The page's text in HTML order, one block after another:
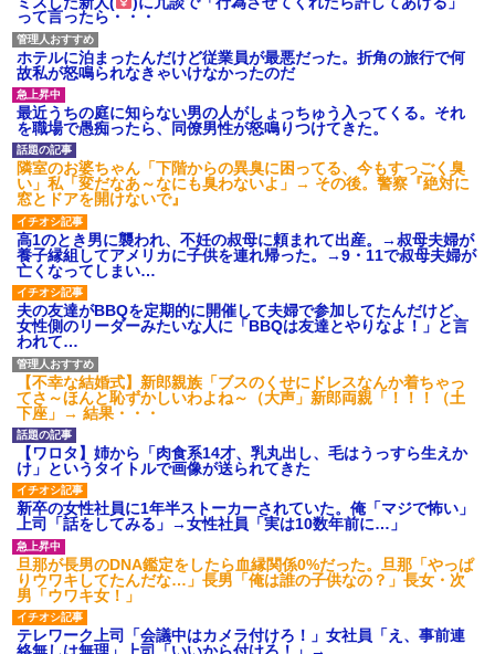
でも盛大にやらかす←あまり悲
しませないでくれ
って言ったら・・・
ホテルに泊まったんだけど従業員が最悪だった。折角の旅行で何
故私が怒鳴られなきゃいけなかったのだ
最近うちの庭に知らない男の人がしょっちゅう入ってくる。それ
を職場で愚痴ったら、同僚男性が怒鳴りつけてきた。
隣室のお婆ちゃん「下階からの異臭に困ってる、今もすっごく臭
い」私「変だなあ～なにも臭わないよ」→ その後。警察『絶対に
窓とドアを開けないで』
高1のとき男に襲われ、不妊の叔母に頼まれて出産。→叔母夫婦が
養子縁組してアメリカに子供を連れ帰った。→9・11で叔母夫婦が
亡くなってしまい…
夫の友達がBBQを定期的に開催して夫婦で参加してたんだけど、
女性側のリーダーみたいな人に「BBQは友達とやりなよ！」と言
われて…
【不幸な結婚式】新郎親族「ブスのくせにドレスなんか着ちゃっ
てさ～ほんと恥ずかしいわよね～（大声」新郎両親「！！！（土
下座」→ 結果・・・
【ワロタ】姉から「肉食系14才、乳丸出し、毛はうっすら生えか
け」というタイトルで画像が送られてきた
新卒の女性社員に1年半ストーカーされていた。俺「マジで怖い」
上司「話をしてみる」→女性社員「実は10数年前に…」
旦那が長男のDNA鑑定をしたら血縁関係0%だった。旦那「やっぱ
りウワキしてたんだな…」長男「俺は誰の子供なの？」長女・次
男「ウワキ女！」
テレワーク上司「会議中はカメラ付けろ！」女社員「え、事前連